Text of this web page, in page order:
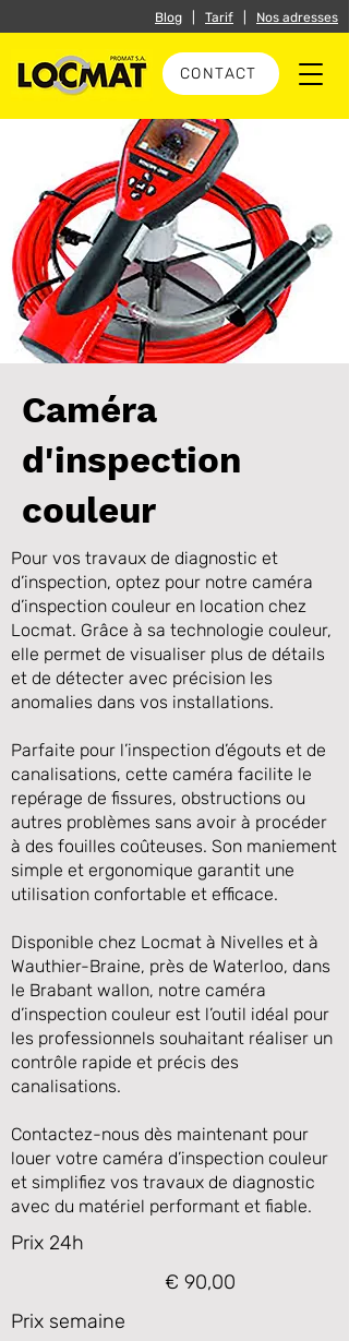
CONTACT
Blog Tarif Nos adresses
Précédente Suivante
Caméra
d'inspection
couleur
Pour vos travaux de diagnostic et
d’inspection, optez pour notre caméra
d’inspection couleur en location chez
Locmat. Grâce à sa technologie couleur,
elle permet de visualiser plus de détails
et de détecter avec précision les
anomalies dans vos installations.
Parfaite pour l’inspection d’égouts et de
canalisations, cette caméra facilite le
repérage de fissures, obstructions ou
autres problèmes sans avoir à procéder
à des fouilles coûteuses. Son maniement
simple et ergonomique garantit une
utilisation confortable et efficace.
Disponible chez Locmat à Nivelles et à
Wauthier-Braine, près de Waterloo, dans
le Brabant wallon, notre caméra
d’inspection couleur est l’outil idéal pour
les professionnels souhaitant réaliser un
contrôle rapide et précis des
canalisations.
Contactez-nous dès maintenant pour
louer votre caméra d’inspection couleur
et simplifiez vos travaux de diagnostic
avec du matériel performant et fiable.
Prix 24h
€ 90,00
Prix semaine